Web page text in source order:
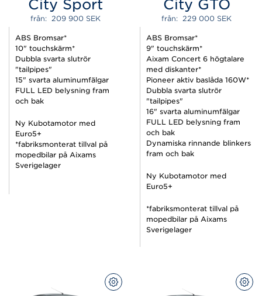
City Sport
från: 209 900 SEK
ABS Bromsar*
10" touchskärm*
Dubbla svarta slutrör
"tailpipes"
15" svarta aluminumfälgar
FULL LED belysning fram
och bak
Ny Kubotamotor med
Euro5+
*fabriksmonterat tillval på
mopedbilar på Aixams
Sverigelager
City GTO
från: 229 000 SEK
ABS Bromsar*
9" touchskärm*
Aixam Concert 6 högtalare
med diskanter*
Pioneer aktiv baslåda 160W*
Dubbla svarta slutrör
"tailpipes"
16" svarta aluminumfälgar
FULL LED belysning fram
och bak
Dynamiska rinnande blinkers
fram och bak
Ny Kubotamotor med
Euro5+
*fabriksmonterat tillval på
mopedbilar på Aixams
Sverigelager
KONFIGURERA